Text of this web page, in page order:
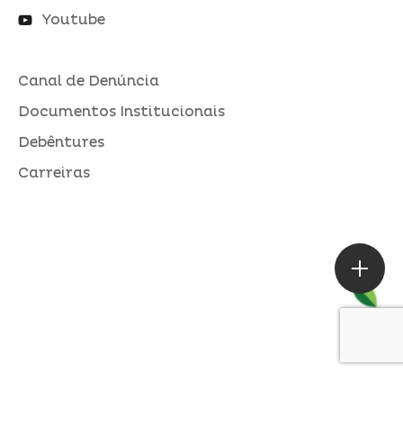
Youtube
Canal de Denúncia
Documentos Institucionais
Debêntures
Carreiras